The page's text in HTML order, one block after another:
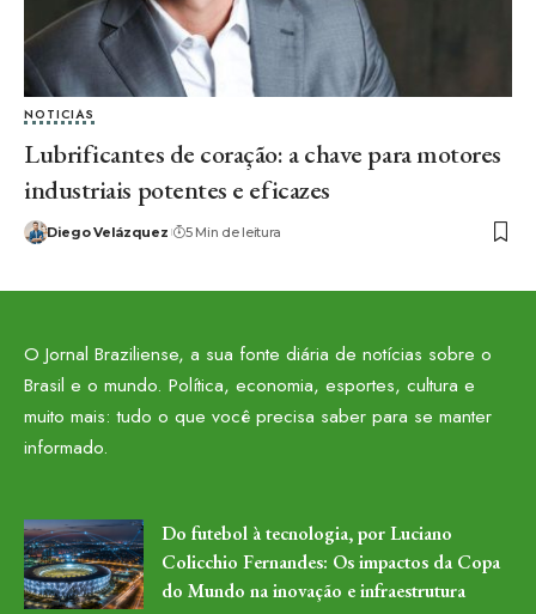
NOTICIAS
Lubrificantes de coração: a chave para motores
industriais potentes e eficazes
Diego Velázquez 5 Min de leitura
O Jornal Braziliense, a sua fonte diária de notícias sobre o
Brasil e o mundo. Política, economia, esportes, cultura e
muito mais: tudo o que você precisa saber para se manter
informado.
Do futebol à tecnologia, por Luciano
Colicchio Fernandes: Os impactos da Copa
do Mundo na inovação e infraestrutura